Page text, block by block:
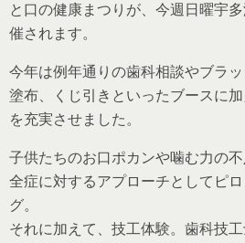
と口の健康まつりが、今週日曜宇
催されます。
今年は例年通りの歯科相談やブラ
塗布、くじ引きといったブースに
を充実させました。
子供たちのお口ポカンや噛む力の
全症に対するアプローチとしてピ
グ。
それに加えて、技工体験。歯科技